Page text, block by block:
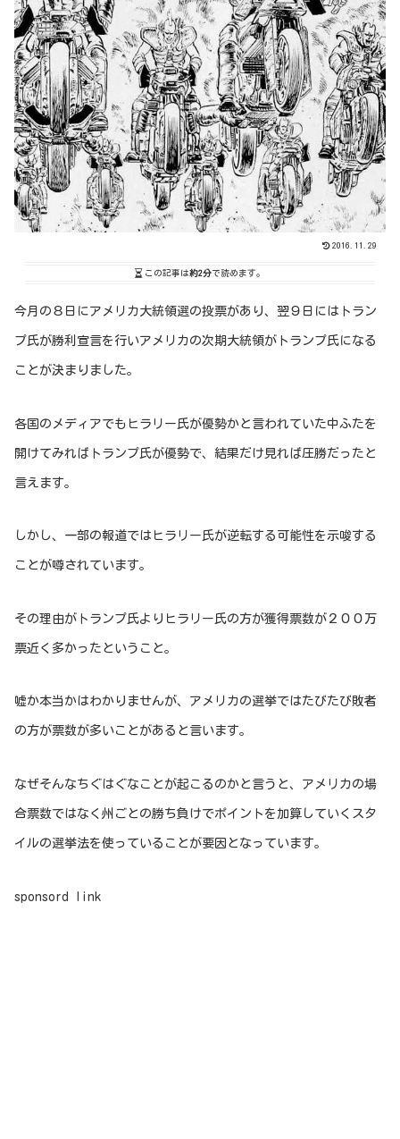
2016.11.29
この記事は約2分で読めます。
今月の８日にアメリカ大統領選の投票があり、翌９日にはトラン
プ氏が勝利宣言を行いアメリカの次期大統領がトランプ氏になる
ことが決まりました。
各国のメディアでもヒラリー氏が優勢かと言われていた中ふたを
開けてみればトランプ氏が優勢で、結果だけ見れば圧勝だったと
言えます。
しかし、一部の報道ではヒラリー氏が逆転する可能性を示唆する
ことが噂されています。
その理由がトランプ氏よりヒラリー氏の方が獲得票数が２００万
票近く多かったということ。
嘘か本当かはわかりませんが、アメリカの選挙ではたびたび敗者
の方が票数が多いことがあると言います。
なぜそんなちぐはぐなことが起こるのかと言うと、アメリカの場
合票数ではなく州ごとの勝ち負けでポイントを加算していくスタ
イルの選挙法を使っていることが要因となっています。
sponsord link